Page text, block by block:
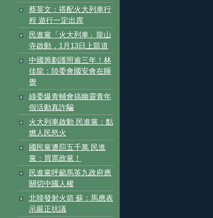
蔡英文：搭配火大列車行
程 遊行一定出席
民進黨「火大列車」龍山
寺啟動，1月13日上凱道
中國籌劃護照逾三年！林
佳龍：陸委會國安會在睡
覺
綠委爆青輔會搞幽靈青年
假活動真詐騙
火大列車啟動 民進黨：點
燃人民怒火
國民黨遭罰五千萬 民進
黨：買票政黨！
民進黨呼籲馬英九政府應
關切中國人權
北韓發射火箭 蘇：馬應表
示嚴正抗議